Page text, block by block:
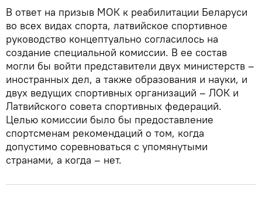
В ответ на призыв МОК к реабилитации Беларуси
во всех видах спорта, латвийское спортивное
руководство концептуально согласилось на
создание специальной комиссии. В ее состав
могли бы войти представители двух министерств –
иностранных дел, а также образования и науки, и
двух ведущих спортивных организаций – ЛОК и
Латвийского совета спортивных федераций.
Целью комиссии было бы предоставление
спортсменам рекомендаций о том, когда
допустимо соревноваться с упомянутыми
странами, а когда – нет.